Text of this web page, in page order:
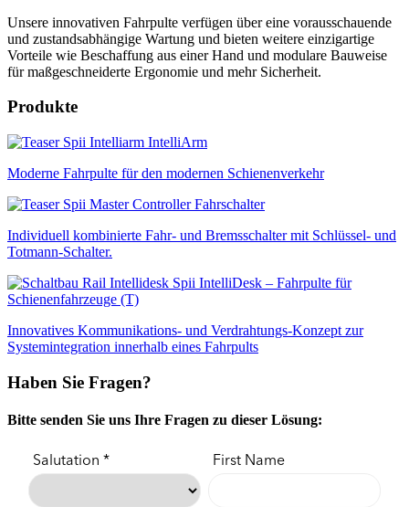
Unsere innovativen Fahrpulte verfügen über eine vorausschauende
und zustandsabhängige Wartung und bieten weitere einzigartige
Vorteile wie Beschaffung aus einer Hand und modulare Bauweise
für maßgeschneiderte Ergonomie und mehr Sicherheit.
Produkte
IntelliArm
Moderne Fahrpulte für den modernen Schienenverkehr
Fahrschalter
Individuell kombinierte Fahr- und Bremsschalter mit Schlüssel- und
Totmann-Schalter.
IntelliDesk – Fahrpulte für
Schienenfahrzeuge (T)
Innovatives Kommunikations- und Verdrahtungs-Konzept zur
Systemintegration innerhalb eines Fahrpults
Haben Sie Fragen?
Bitte senden Sie uns Ihre Fragen zu dieser Lösung: